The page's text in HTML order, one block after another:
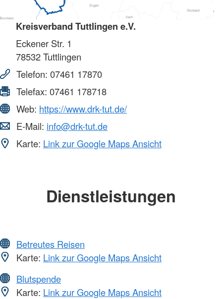
Kreisverband Tuttlingen e.V.
Eckener Str. 1
78532Tuttlingen
Telefon: 07461 17870
Telefax: 07461 178718
Web: https://www.drk-tut.de/
E-Mail: info@drk-tut.de
Karte: Link zur Google Maps Ansicht
Dienstleistungen
Betreutes Reisen
Karte: Link zur Google Maps Ansicht
Blutspende
Karte: Link zur Google Maps Ansicht